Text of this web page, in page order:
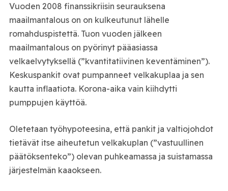
Vuoden 2008 finanssikriisin seurauksena
maailmantalous on on kulkeutunut lähelle
romahduspistettä. Tuon vuoden jälkeen
maailmantalous on pyörinyt pääasiassa
velkaelvytyksellä (”kvantitatiivinen keventäminen”).
Keskuspankit ovat pumpanneet velkakuplaa ja sen
kautta inflaatiota. Korona-aika vain kiihdytti
pumppujen käyttöä.
Oletetaan työhypoteesina, että pankit ja valtiojohdot
tietävät itse aiheutetun velkakuplan (”vastuullinen
päätöksenteko”) olevan puhkeamassa ja suistamassa
järjestelmän kaaokseen.